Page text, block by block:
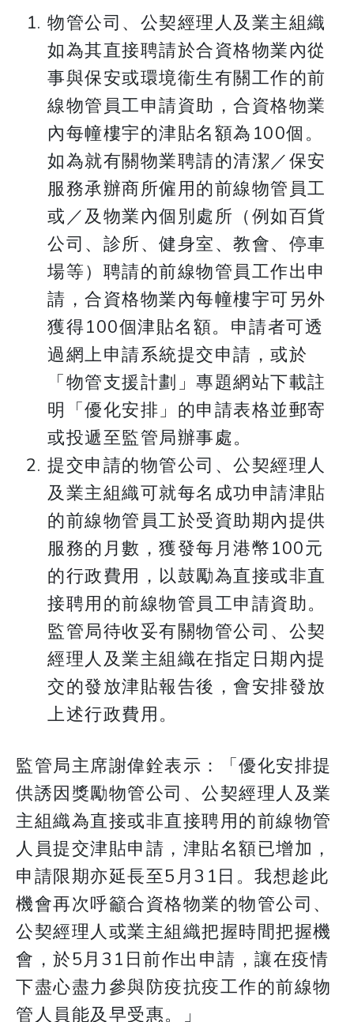
物管公司、公契經理人及業主組織
如為其直接聘請於合資格物業內從
事與保安或環境衞生有關工作的前
線物管員工申請資助，合資格物業
內每幢樓宇的津貼名額為100個。
如為就有關物業聘請的清潔／保安
服務承辦商所僱用的前線物管員工
或／及物業內個別處所（例如百貨
公司、診所、健身室、教會、停車
場等）聘請的前線物管員工作出申
請，合資格物業內每幢樓宇可另外
獲得100個津貼名額。申請者可透
過網上申請系統提交申請，或於
「物管支援計劃」專題網站下載註
明「優化安排」的申請表格並郵寄
或投遞至監管局辦事處。
提交申請的物管公司、公契經理人
及業主組織可就每名成功申請津貼
的前線物管員工於受資助期內提供
服務的月數，獲發每月港幣100元
的行政費用，以鼓勵為直接或非直
接聘用的前線物管員工申請資助。
監管局待收妥有關物管公司、公契
經理人及業主組織在指定日期內提
交的發放津貼報告後，會安排發放
上述行政費用。
監管局主席謝偉銓表示：「優化安排提
供誘因獎勵物管公司、公契經理人及業
主組織為直接或非直接聘用的前線物管
人員提交津貼申請，津貼名額已增加，
申請限期亦延長至5月31日。我想趁此
機會再次呼籲合資格物業的物管公司、
公契經理人或業主組織把握時間把握機
會，於5月31日前作出申請，讓在疫情
下盡心盡力參與防疫抗疫工作的前線物
管人員能及早受惠。」